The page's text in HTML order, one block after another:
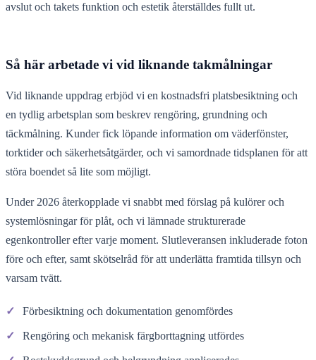
avslut och takets funktion och estetik återställdes fullt ut.
Så här arbetade vi vid liknande takmålningar
Vid liknande uppdrag erbjöd vi en kostnadsfri platsbesiktning och
en tydlig arbetsplan som beskrev rengöring, grundning och
täckmålning. Kunder fick löpande information om väderfönster,
torktider och säkerhetsåtgärder, och vi samordnade tidsplanen för att
störa boendet så lite som möjligt.
Under 2026 återkopplade vi snabbt med förslag på kulörer och
systemlösningar för plåt, och vi lämnade strukturerade
egenkontroller efter varje moment. Slutleveransen inkluderade foton
före och efter, samt skötselråd för att underlätta framtida tillsyn och
varsam tvätt.
✓ Förbesiktning och dokumentation genomfördes
✓ Rengöring och mekanisk färgborttagning utfördes